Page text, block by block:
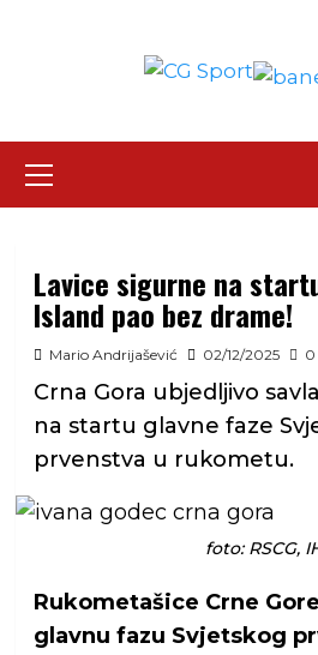
Menu
Lavice sigurne na
Island pao bez drame!
Mario Andrijašević 02/12/2025 0
Crna Gora ubjedljivo
na startu glavne faze
prvenstva u rukometu.
foto: RSCG,
Rukometašice Crne
glavnu fazu Svjetskog